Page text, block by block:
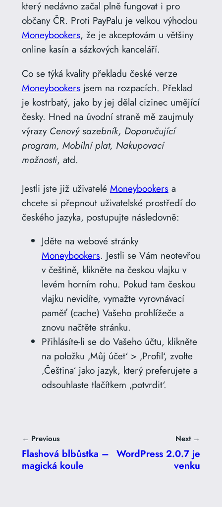
který nedávno začal plně fungovat i pro
občany ČR. Proti PayPalu je velkou výhodou
Moneybookers, že je akceptovám u většiny
online kasín a sázkových kanceláří.
Co se týká kvality překladu české verze
Moneybookersjsem na rozpacích. Překlad
je kostrbatý, jako by jej dělal cizinec umějící
česky. Hned na úvodní straně mě zaujmuly
výrazy Cenový sazebník, Doporučující
program, Mobilní plat, Nakupovací
možnosti, atd.
Jestli jste již uživatelé Moneybookersa
chcete si přepnout uživatelské prostředí do
českého jazyka, postupujte následovně:
Jděte na webové stránky
Moneybookers. Jestli se Vám neotevřou
v češtině, klikněte na českou vlajku v
levém horním rohu. Pokud tam českou
vlajku nevidíte, vymažte vyrovnávací
paměť (cache) Vašeho prohlížeče a
znovu načtěte stránku.
Přihlásíte-li se do Vašeho účtu, klikněte
na položku ‚Můj účet‘ > ‚Profil‘, zvolte
‚Čeština‘ jako jazyk, který preferujete a
odsouhlaste tlačítkem ‚potvrdit‘.
← Previous
Flashová blbůstka –
magická koule
Next →
WordPress 2.0.7 je
venku